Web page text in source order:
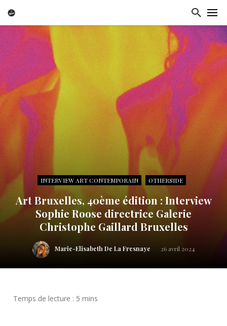
INTERVIEW ART CONTEMPORAIN OTHERSIDE
Art Bruxelles, 40ème édition : Interview
Sophie Roose directrice Galerie
Christophe Gaillard Bruxelles
Marie-Elisabeth De La Fresnaye 26 avril 2024